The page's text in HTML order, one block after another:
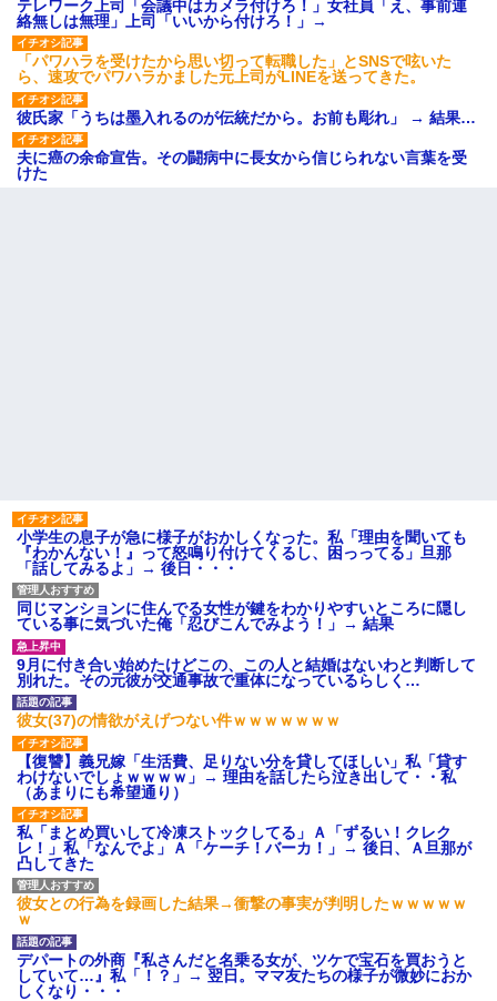
テレワーク上司「会議中はカメラ付けろ！」女社員「え、事前連
絡無しは無理」上司「いいから付けろ！」→
「パワハラを受けたから思い切って転職した」とSNSで呟いた
ら、速攻でパワハラかました元上司がLINEを送ってきた。
彼氏家「うちは墨入れるのが伝統だから。お前も彫れ」 → 結果…
夫に癌の余命宣告。その闘病中に長女から信じられない言葉を受
けた
小学生の息子が急に様子がおかしくなった。私「理由を聞いても
『わかんない！』って怒鳴り付けてくるし、困っってる」旦那
「話してみるよ」→ 後日・・・
同じマンションに住んでる女性が鍵をわかりやすいところに隠し
ている事に気づいた俺「忍びこんでみよう！」→ 結果
9月に付き合い始めたけどこの、この人と結婚はないわと判断して
別れた。その元彼が交通事故で重体になっているらしく…
彼女(37)の情欲がえげつない件ｗｗｗｗｗｗｗ
【復讐】義兄嫁「生活費、足りない分を貸してほしい」私「貸す
わけないでしょｗｗｗｗ」→ 理由を話したら泣き出して・・私
（あまりにも希望通り）
私「まとめ買いして冷凍ストックしてる」Ａ「ずるい！クレク
レ！」私「なんでよ」Ａ「ケーチ！バーカ！」→ 後日、Ａ旦那が
凸してきた
彼女との行為を録画した結果→衝撃の事実が判明したｗｗｗｗｗ
ｗ
デパートの外商『私さんだと名乗る女が、ツケで宝石を買おうと
していて…』私「！？」→ 翌日。ママ友たちの様子が微妙におか
しくなり・・・